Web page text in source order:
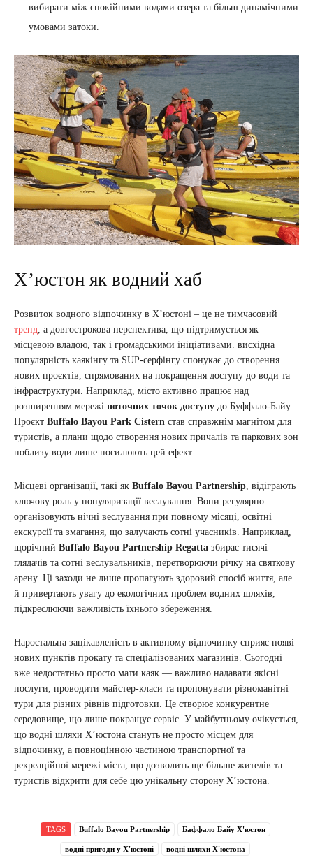
вибирати між спокійними водами озера та більш динамічними
умовами затоки.
Х’юстон як водний хаб
Розвиток водного відпочинку в Х’юстоні – це не тимчасовий
тренд , а довгострокова перспектива, що підтримується як
місцевою владою, так і громадськими ініціативами. висхідна
популярність каякінгу та SUP-серфінгу спонукає до створення
нових проєктів, спрямованих на покращення доступу до води та
інфраструктури. Наприклад, місто активно працює над
розширенням мережі поточних точок доступу до Буффало-Байу.
Проєкт Buffalo Bayou Park Cistern став справжнім магнітом для
туристів, а плани щодо створення нових причалів та паркових зон
поблизу води лише посилюють цей ефект.
Місцеві організації, такі як Buffalo Bayou Partnership , відіграють
ключову роль у популяризації веслування. Вони регулярно
організовують нічні веслування при повному місяці, освітні
екскурсії та змагання, що залучають сотні учасників. Наприклад,
щорічний Buffalo Bayou Partnership Regatta збирає тисячі
глядачів та сотні веслувальників, перетворюючи річку на святкову
арену. Ці заходи не лише пропагують здоровий спосіб життя, але
й привертають увагу до екологічних проблем водних шляхів,
підкреслюючи важливість їхнього збереження.
Наростальна зацікавленість в активному відпочинку сприяє появі
нових пунктів прокату та спеціалізованих магазинів. Сьогодні
вже недостатньо просто мати каяк — важливо надавати якісні
послуги, проводити майстер-класи та пропонувати різноманітні
тури для різних рівнів підготовки. Це створює конкурентне
середовище, що лише покращує сервіс. У майбутньому очікується,
що водні шляхи Х’юстона стануть не просто місцем для
відпочинку, а повноцінною частиною транспортної та
рекреаційної мережі міста, що дозволить ще більше жителів та
туристів відкрити для себе цю унікальну сторону Х’юстона.
TAGS Buffalo Bayou Partnership Баффало Байу Х'юстон
водні пригоди у Х'юстоні водні шляхи Х'юстона